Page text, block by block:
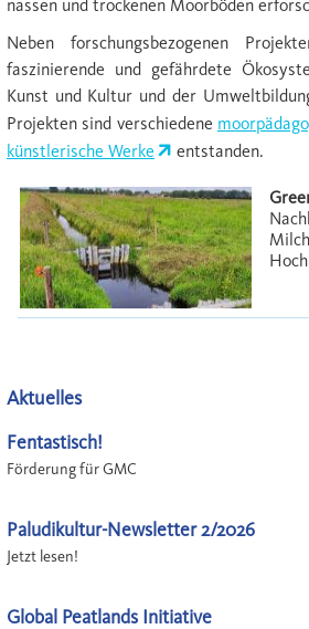
nassen und trockenen Moorböden
Neben forschungsbezogenen
faszinierende und gefährdete
Kunst und Kultur und der
Projekten sind verschiedene
künstlerische Werke
entstanden.
Aktuelles
Fentastisch!
Förderung für GMC
Paludikultur-Newsletter 2/2026
Jetzt lesen!
Global Peatlands Initiative